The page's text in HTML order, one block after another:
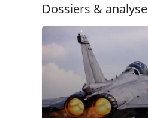
Dossiers &